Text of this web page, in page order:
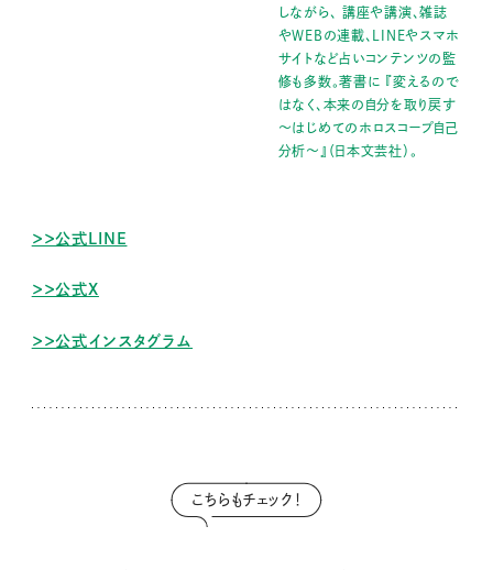
しながら、 講座や講演、雑誌
やWEBの連載、LINEやスマホ
サイトなど占いコンテンツの監
修も多数。著書に 『変えるので
はなく、本来の自分を取り戻す
～はじめてのホロスコープ自己
分析～』（⽇本⽂芸社）。
＞＞公式LINE
＞＞公式X
＞＞公式インスタグラム
こちらもチェック！